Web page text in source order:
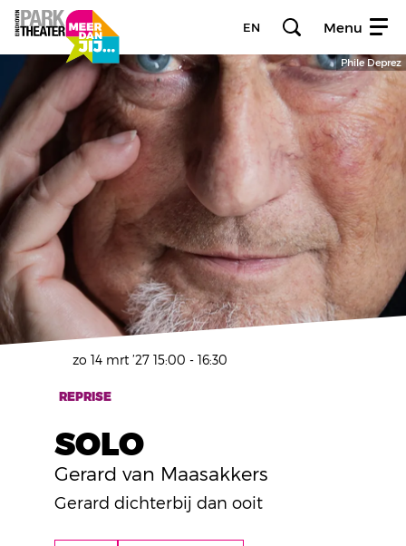
EN Menu
Phile Deprez
SOLO
Gerard van Maasakkers
REPRISE
zo 14 mrt ’27 15:00 - 16:30
Gerard dichterbij dan ooit
Inzoomen